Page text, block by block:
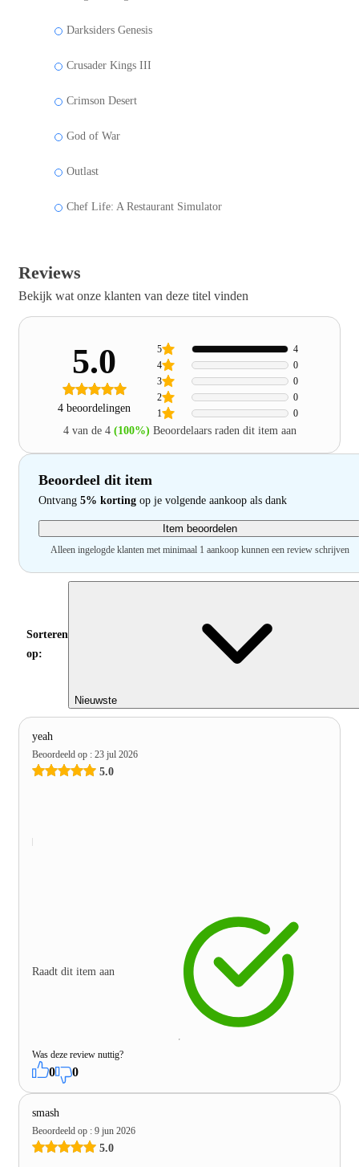
Darksiders Genesis
Crusader Kings III
Crimson Desert
God of War
Outlast
Chef Life: A Restaurant Simulator
Reviews
Bekijk wat onze klanten van deze titel vinden
5.0
4 beoordelingen 1 0
2 0
3 0
4 0
5 4
4 van de 4 (100%) Beoordelaars raden dit item aan
Beoordeel dit item
Ontvang 5% korting op je volgende aankoop als dank
Item beoordelen
Alleen ingelogde klanten met minimaal 1 aankoop kunnen een review schrijven
Sorteren
op:
Nieuwste
yeah
Beoordeeld op : 23 jul 2026
5.0
Raadt dit item aan
Was deze review nuttig?
0 0
smash
Beoordeeld op : 9 jun 2026
5.0